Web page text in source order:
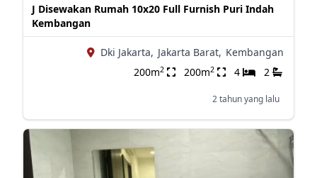
J Disewakan Rumah 10x20 Full Furnish Puri Indah
Kembangan
Dki Jakarta, Jakarta Barat, Kembangan
200m2 200m2 4 2
2 tahun yang lalu